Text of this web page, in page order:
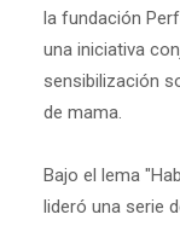
la fundación
una iniciativa
sensibilización
de mama.
Bajo el lema
lideró una serie